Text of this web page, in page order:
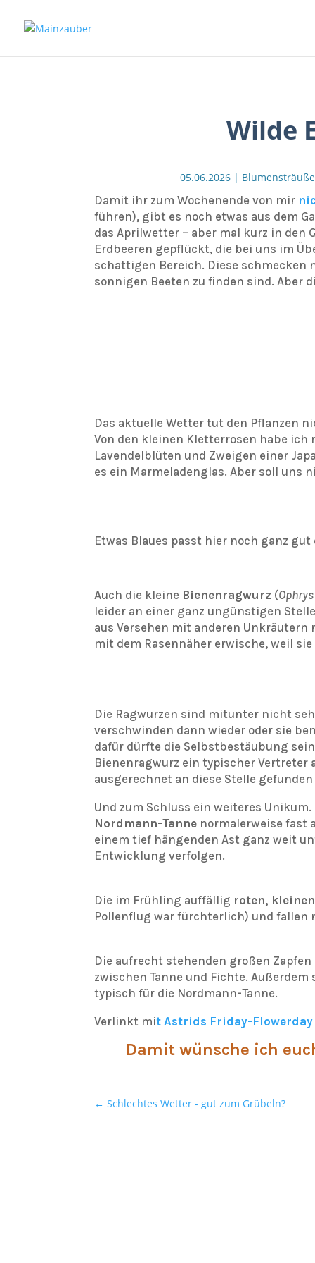
Wilde
05.06.2026| Blumensträuße
Damit ihr zum Wochenende von mir
führen), gibt es noch etwas aus dem
das Aprilwetter – aber mal kurz in den
Erdbeeren gepflückt, die bei uns im
schattigen Bereich. Diese schmecken
sonnigen Beeten zu finden sind. Aber
Das aktuelle Wetter tut den Pflanzen
Von den kleinen Kletterrosen habe
Lavendelblüten und Zweigen einer
es ein Marmeladenglas. Aber soll uns
Etwas Blaues passt hier noch ganz gut
Auch die kleine Bienenragwurz (
leider an einer ganz ungünstigen
aus Versehen mit anderen Unkräutern
mit dem Rasennäher erwische, weil
Die Ragwurzen sind mitunter nicht
verschwinden dann wieder oder sie
dafür dürfte die Selbstbestäubung
Bienenragwurz ein typischer Vertreter
ausgerechnet an diese Stelle
Und zum Schluss ein weiteres
Nordmann-Tanne normalerweise fast
einem tief hängenden Ast ganz weit
Entwicklung verfolgen.
Die im Frühling auffällig roten,
Pollenflug war fürchterlich) und fallen
Die aufrecht stehenden großen
zwischen Tanne und Fichte.
typisch für die Nordmann-Tanne.
Verlinkt mit Astrids Friday-Flowerday
Damit wünsche ich
←Schlechtes Wetter - gut zum Grübeln?